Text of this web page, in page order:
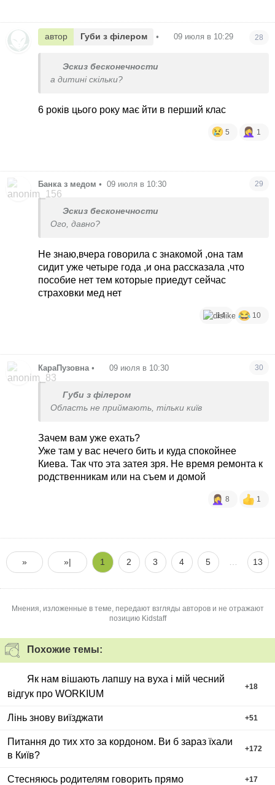
автор Губи з філером • 09 июля в 10:29 28
Эскиз бесконечности
а дитині скільки?
6 років цього року має йти в перший клас
5 1
Банка з медом • 09 июля в 10:30 29
Эскиз бесконечности
Ого, давно?
Не знаю,вчера говорила с знакомой ,она там
сидит уже четыре года ,и она рассказала ,что
пособие нет тем которые приедут сейчас
страховки мед нет
14 10
КараПузовна • 09 июля в 10:30 30
Губи з філером
Область не приймають, тільки київ
Зачем вам уже ехать?
Уже там у вас нечего бить и куда спокойнее
Киева. Так что эта затея зря. Не время ремонта к
родственникам или на съем и домой
8 1
» »| 1 2 3 4 5 13
Мнения, изложенные в теме, передают взгляды авторов и не отражают
позицию Kidstaff
Похожие темы:
Як нам вішають лапшу на вуха і мій чесний
відгук про WORKIUM
+18
Лінь знову виїзджати +51
Питання до тих хто за кордоном. Ви б зараз їхали
в Київ?
+172
Стесняюсь родителям говорить прямо +17